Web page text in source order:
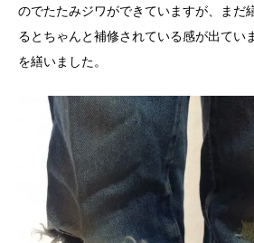
のでたたみジワができていますが、まだ
るとちゃんと補修されている感が出てい
を繕いました。